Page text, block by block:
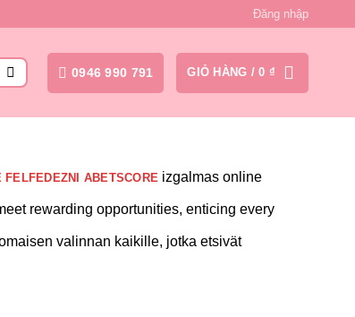
Đăng nhập
0946 990 791 GIỎ HÀNG /0 ₫
FELFEDEZNI ABETSCORE izgalmas online
rewarding opportunities, enticing every
valinnan kaikille, jotka etsivät